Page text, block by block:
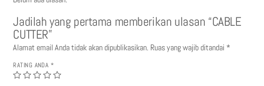
Jadilah yang pertama memberikan ulasan “CABLE
CUTTER”
Alamat email Anda tidak akan dipublikasikan. Ruas yang wajib ditandai *
RATING ANDA *